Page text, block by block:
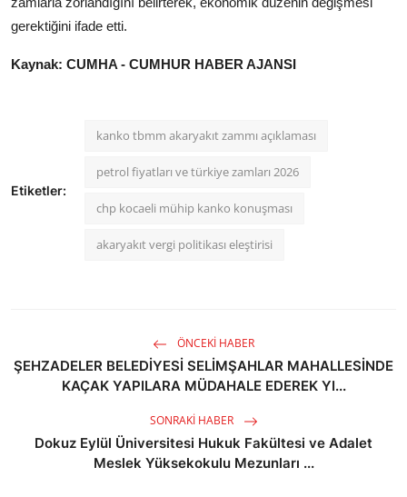
gerektiğini ifade etti.
Kaynak: CUMHA - CUMHUR HABER AJANSI
Etiketler:
kanko tbmm akaryakıt zammı açıklaması
petrol fiyatları ve türkiye zamları 2026
chp kocaeli mühip kanko konuşması
akaryakıt vergi politikası eleştirisi
ÖNCEKI HABER
ŞEHZADELER BELEDİYESİ SELİMŞAHLAR MAHALLESİNDE
KAÇAK YAPILARA MÜDAHALE EDEREK YI...
SONRAKI HABER
Dokuz Eylül Üniversitesi Hukuk Fakültesi ve Adalet
Meslek Yüksekokulu Mezunları ...